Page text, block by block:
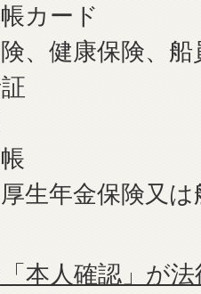
カード
、健康保険、
生年金保険又
本人確認」が